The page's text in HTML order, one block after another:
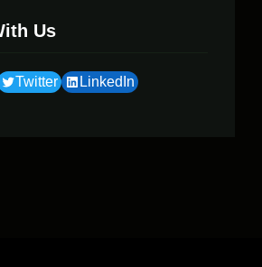
Us
Twitter
LinkedIn